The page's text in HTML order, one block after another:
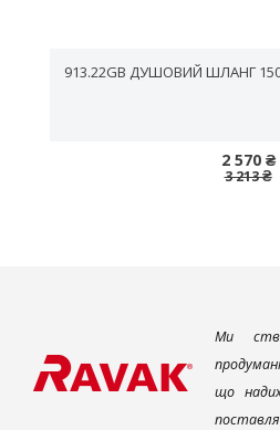
913.22GB ДУШОВИЙ ШЛАНГ
2 570 ₴
3 213 ₴
Ми
що